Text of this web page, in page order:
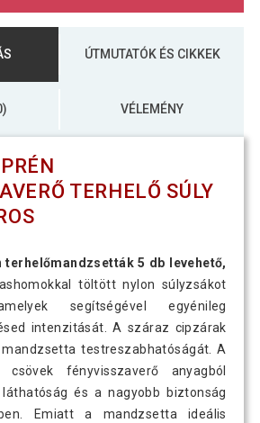
ÚTMUTATÓK ÉS CIKKEK
VÉLEMÉNY
TERHELŐ SÚLY
terhelőmandzsetták 5 db levehető,
töltött nylon súlyzsákot
segítségével egyénileg
intenzitását. A száraz cipzárak
testreszabhatóságát. A
fényvisszaverő anyagból
és a nagyobb biztonság
Emiatt a mandzsetta ideális